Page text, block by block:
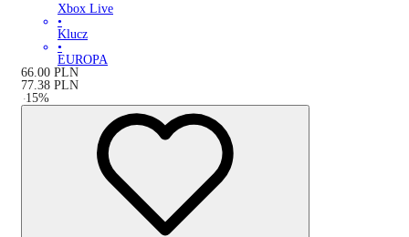
Xbox Live
•
Klucz
•
EUROPA
66.00 PLN
77.38 PLN
-15%